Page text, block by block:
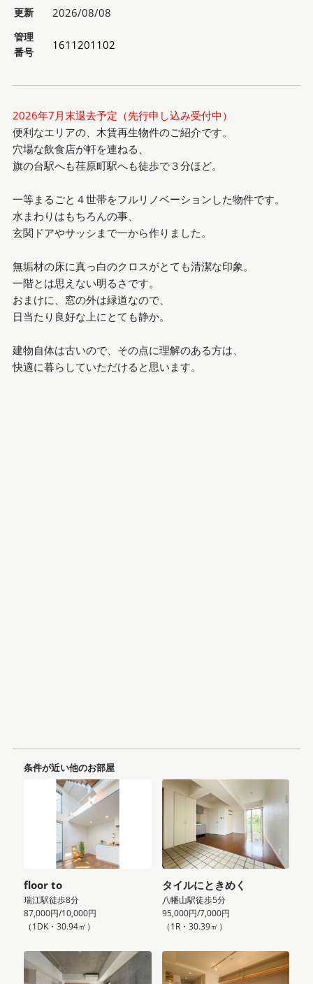
更新 2026/08/08
管理
番号
1611201102
2026年7月末退去予定（先行申し込み受付中）
便利なエリアの、木賃再生物件のご紹介です。
穴場な飲食店が軒を連ねる、
旗の台駅へも荏原町駅へも徒歩で３分ほど。
一等まるごと４世帯をフルリノベーションした物件です。
水まわりはもちろんの事、
玄関ドアやサッシまで一から作りました。
無垢材の床に真っ白のクロスがとても清潔な印象。
一階とは思えない明るさです。
おまけに、窓の外は緑道なので、
日当たり良好な上にとても静か。
建物自体は古いので、その点に理解のある方は、
快適に暮らしていただけると思います。
条件が近い他のお部屋
floor to
瑞江駅徒歩8分
87,000円/10,000円
（1DK・30.94㎡）
タイルにときめく
八幡山駅徒歩5分
95,000円/7,000円
（1R・30.39㎡）